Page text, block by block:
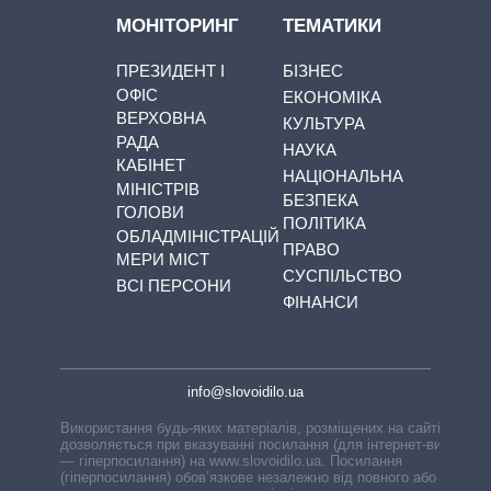
МОНІТОРИНГ
ПРЕЗИДЕНТ І
ОФІС
ВЕРХОВНА
РАДА
КАБІНЕТ
МІНІСТРІВ
ГОЛОВИ
ОБЛАДМІНІСТРАЦІЙ
МЕРИ МІСТ
ВСІ ПЕРСОНИ
ТЕМАТИКИ
БІЗНЕС
ЕКОНОМІКА
КУЛЬТУРА
НАУКА
НАЦІОНАЛЬНА
БЕЗПЕКА
ПОЛІТИКА
ПРАВО
СУСПІЛЬСТВО
ФІНАНСИ
info@slovoidilo.ua
Використання будь-яких матеріалів, розміщених на сайті,
дозволяється при вказуванні посилання (для інтернет-видань
— гіперпосилання) на www.slovoidilo.ua. Посилання
(гіперпосилання) обов’язкове незалежно від повного або